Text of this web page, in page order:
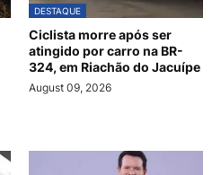
DESTAQUE
Ciclista morre após ser
atingido por carro na BR-
324, em Riachão do Jacuípe
August 09, 2026